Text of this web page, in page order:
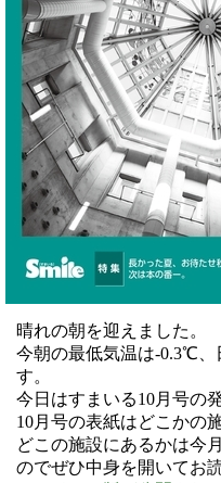
晴れの朝を迎えました。
今朝の最低気温は-0.3℃
す。
今日はすまいる10月号の
10月号の表紙はどこかの
どこの施設にあるかは今
のでぜひ中身を開いてお